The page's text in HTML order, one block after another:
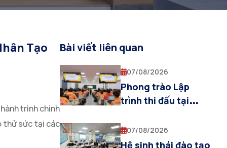
Tạo
trình chinh
thử sức tại các
Bài viết liên quan
07/08/2026
Phong trào Lập
trình thi đấu tại
duy thuật toán cho
sinh viên Khoa AI
07/08/2026
Hệ sinh thái đào tạo